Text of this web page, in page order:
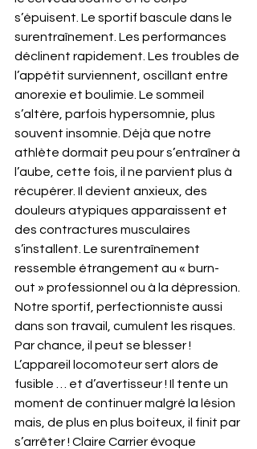
s’épuisent. Le sportif bascule dans le
surentraînement. Les performances
déclinent rapidement. Les troubles de
l’appétit surviennent, oscillant entre
anorexie et boulimie. Le sommeil
s’altère, parfois hypersomnie, plus
souvent insomnie. Déjà que notre
athlète dormait peu pour s’entraîner à
l’aube, cette fois, il ne parvient plus à
récupérer. Il devient anxieux, des
douleurs atypiques apparaissent et
des contractures musculaires
s’installent. Le surentraînement
ressemble étrangement au « burn-
out » professionnel ou à la dépression.
Notre sportif, perfectionniste aussi
dans son travail, cumulent les risques.
Par chance, il peut se blesser !
L’appareil locomoteur sert alors de
fusible … et d’avertisseur ! Il tente un
moment de continuer malgré la lésion
mais, de plus en plus boiteux, il finit par
s’arrêter ! Claire Carrier évoque